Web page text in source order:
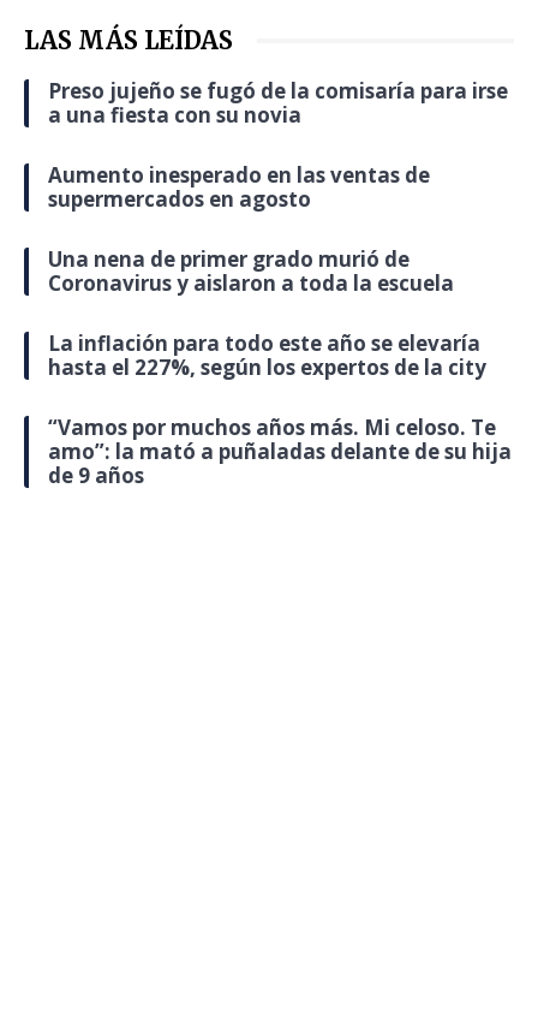
LAS MÁS LEÍDAS
Preso jujeño se fugó de la comisaría para irse
a una fiesta con su novia
Aumento inesperado en las ventas de
supermercados en agosto
Una nena de primer grado murió de
Coronavirus y aislaron a toda la escuela
La inflación para todo este año se elevaría
hasta el 227%, según los expertos de la city
“Vamos por muchos años más. Mi celoso. Te
amo”: la mató a puñaladas delante de su hija
de 9 años